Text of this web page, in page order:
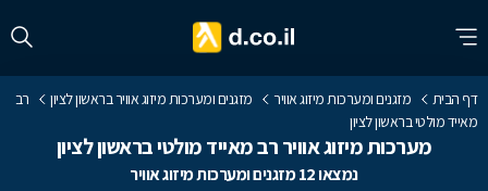
דף הבית מזגנים ומערכות מיזוג אוויר מזגנים ומערכות מיזוג אוויר בראשון לציון
רב
מאייד מולטי בראשון לציון
מערכות מיזוג אוויר רב מאייד מולטי בראשון לציון
נמצאו 12 מזגנים ומערכות מיזוג אוויר